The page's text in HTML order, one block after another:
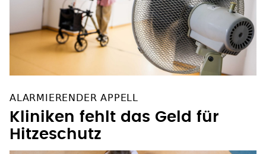
ALARMIERENDER APPELL
Kliniken fehlt das Geld für
Hitzeschutz